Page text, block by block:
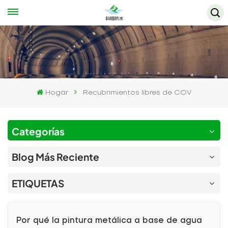
Hogar Recubrimientos libres de COV
Categorías
Blog Más Reciente
ETIQUETAS
Por qué la pintura metálica a base de agua